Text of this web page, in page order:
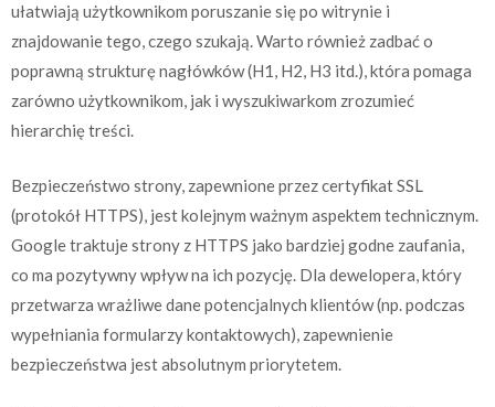
ułatwiają użytkownikom poruszanie się po witrynie i
znajdowanie tego, czego szukają. Warto również zadbać o
poprawną strukturę nagłówków (H1, H2, H3 itd.), która pomaga
zarówno użytkownikom, jak i wyszukiwarkom zrozumieć
hierarchię treści.
Bezpieczeństwo strony, zapewnione przez certyfikat SSL
(protokół HTTPS), jest kolejnym ważnym aspektem technicznym.
Google traktuje strony z HTTPS jako bardziej godne zaufania,
co ma pozytywny wpływ na ich pozycję. Dla dewelopera, który
przetwarza wrażliwe dane potencjalnych klientów (np. podczas
wypełniania formularzy kontaktowych), zapewnienie
bezpieczeństwa jest absolutnym priorytetem.